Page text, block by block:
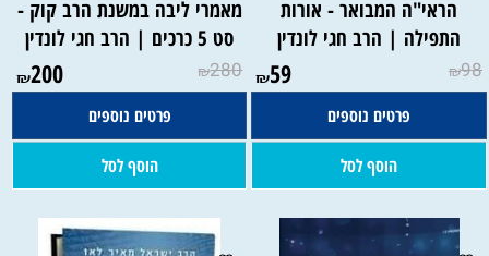
הראי"ה המבואר - אורות
התפילה | הרב חגי לונדין
₪98
₪59
פרטים נוספים
הוסף לסל
מאמרי ליבה במשנת הרב קוק -
סט 5 כרכים | הרב חגי לונדין
₪280
₪200
פרטים נוספים
הוסף לסל